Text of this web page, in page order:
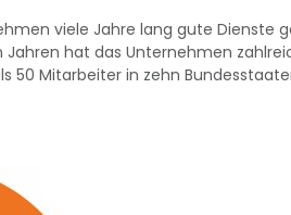
viele Jahre lang gute Dienste
hat das Unternehmen
50 Mitarbeiter in zehn